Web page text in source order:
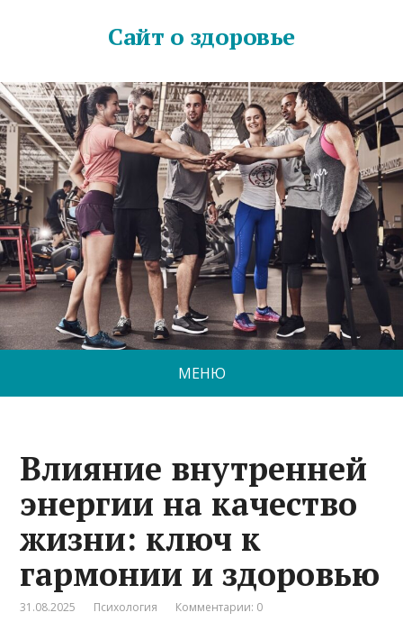
Сайт о здоровье
МЕНЮ
Влияние внутренней
энергии на качество
жизни: ключ к
гармонии и здоровью
31.08.2025 Психология Комментарии: 0